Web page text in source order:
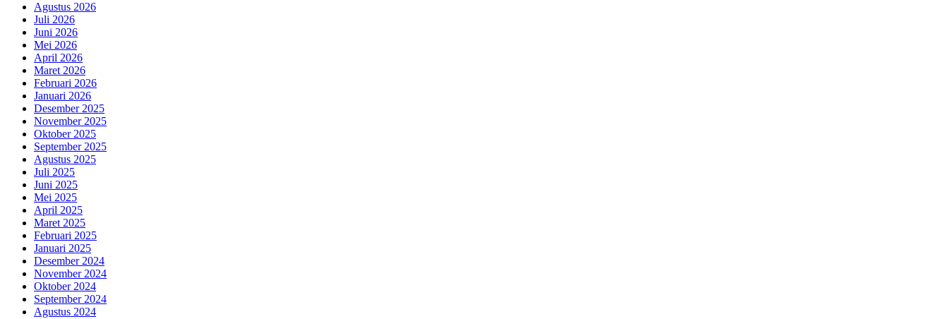
Agustus 2026
Juli 2026
Juni 2026
Mei 2026
April 2026
Maret 2026
Februari 2026
Januari 2026
Desember 2025
November 2025
Oktober 2025
September 2025
Agustus 2025
Juli 2025
Juni 2025
Mei 2025
April 2025
Maret 2025
Februari 2025
Januari 2025
Desember 2024
November 2024
Oktober 2024
September 2024
Agustus 2024